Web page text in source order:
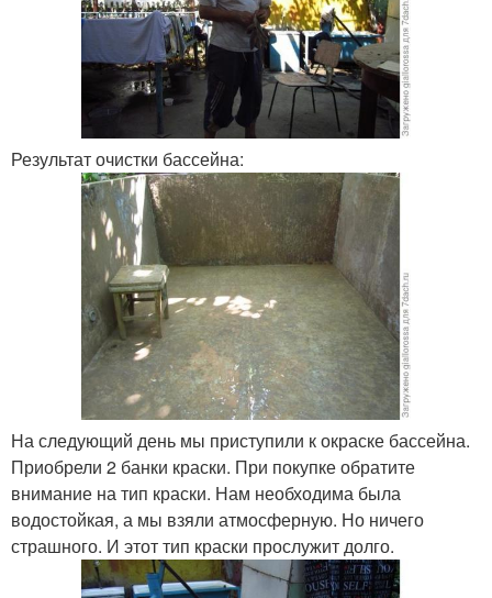
Результат очистки бассейна:
На следующий день мы приступили к окраске бассейна.
Приобрели 2 банки краски. При покупке обратите
внимание на тип краски. Нам необходима была
водостойкая, а мы взяли атмосферную. Но ничего
страшного. И этот тип краски прослужит долго.